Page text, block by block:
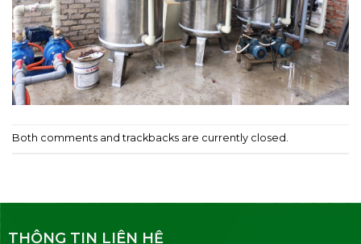
Both comments and trackbacks are currently closed.
THÔNG TIN LIÊN HỆ